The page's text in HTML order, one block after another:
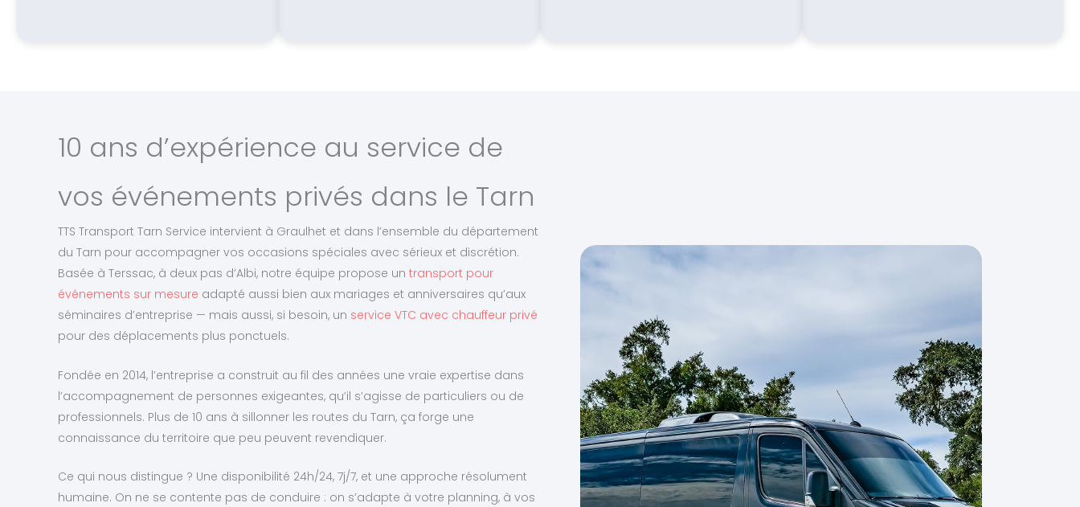
10 ans d’expérience au service de
vos événements privés dans le Tarn
TTS Transport Tarn Service intervient à Graulhet et dans l’ensemble du département
du Tarn pour accompagner vos occasions spéciales avec sérieux et discrétion.
Basée à Terssac, à deux pas d’Albi, notre équipe propose un transport pour
événements sur mesure adapté aussi bien aux mariages et anniversaires qu’aux
séminaires d’entreprise — mais aussi, si besoin, un service VTC avec chauffeur privé
pour des déplacements plus ponctuels.
Fondée en 2014, l’entreprise a construit au fil des années une vraie expertise dans
l’accompagnement de personnes exigeantes, qu’il s’agisse de particuliers ou de
professionnels. Plus de 10 ans à sillonner les routes du Tarn, ça forge une
connaissance du territoire que peu peuvent revendiquer.
Ce qui nous distingue ? Une disponibilité 24h/24, 7j/7, et une approche résolument
humaine. On ne se contente pas de conduire : on s’adapte à votre planning, à vos